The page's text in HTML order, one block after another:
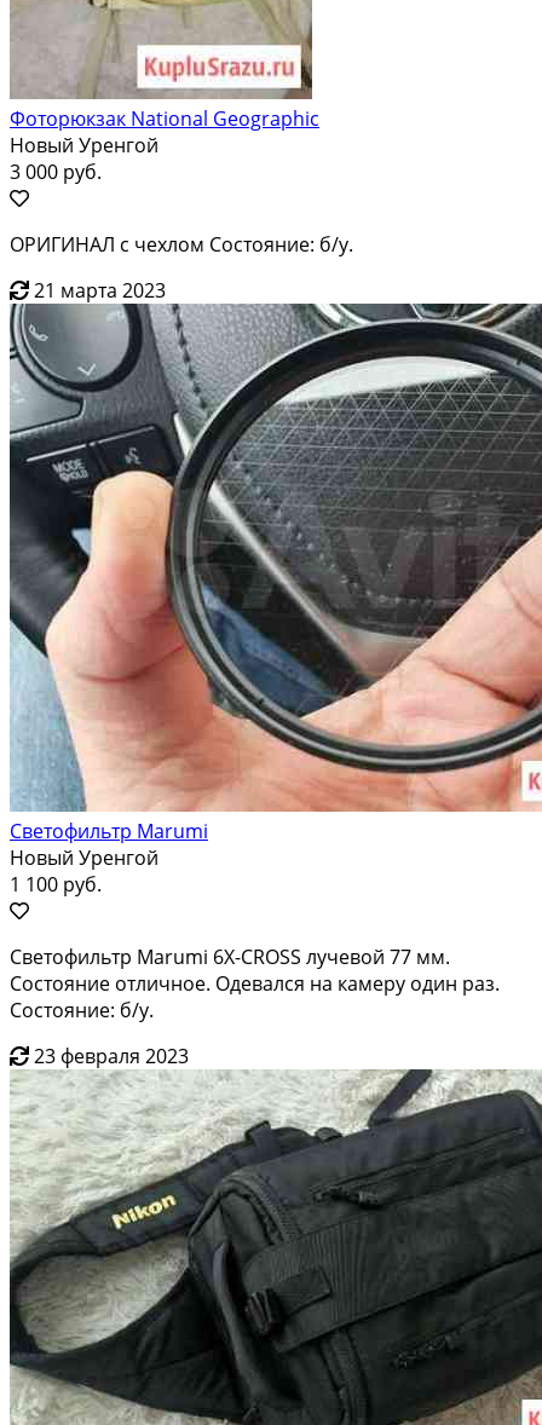
Фоторюкзак National Geographic
Новый Уренгой
3 000 руб.
ОРИГИНАЛ с чехлом Состояние: б/у.
21 марта 2023
Светофильтр Marumi
Новый Уренгой
1 100 руб.
Светофильтр Marumi 6X-CROSS лучевой 77 мм.
Состояние отличное. Одевался на камеру один раз.
Состояние: б/у.
23 февраля 2023